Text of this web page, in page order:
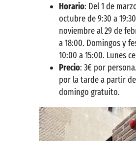
Horario: Del 1 de
octubre de 9:30 a
noviembre al 29 de
a 18:00. Domingos y
10:00 a 15:00. Lunes
Precio: 3€ por
por la tarde a partir
domingo gratuito.